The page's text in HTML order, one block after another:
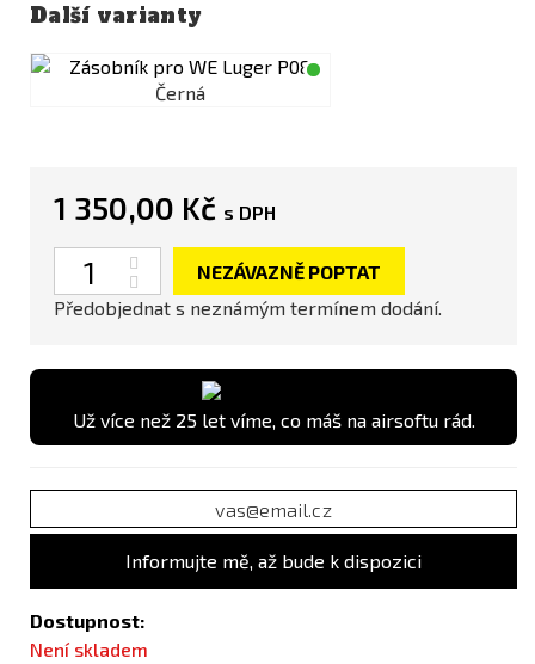
Další varianty
Černá
1 350,00 Kč s DPH
Počet
NEZÁVAZNĚ POPTAT
Předobjednat s neznámým termínem dodání.
Už více než 25 let víme, co máš na airsoftu rád.
Informujte mě, až bude k dispozici
Dostupnost:
Není skladem